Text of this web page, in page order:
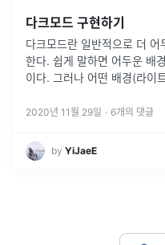
다크모드 구현하기
다크모드란 일반적으로 더
한다. 쉽게 말하면 어두운 배
이다. 그러나 어떤 배경(라이트/다크)을 가지고 있더라도 웹 콘텐
2020년 11월 29일 · 6개의 댓글
by YiJaeE